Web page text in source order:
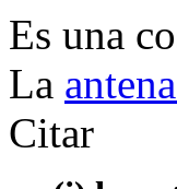
Es una
La
Citar